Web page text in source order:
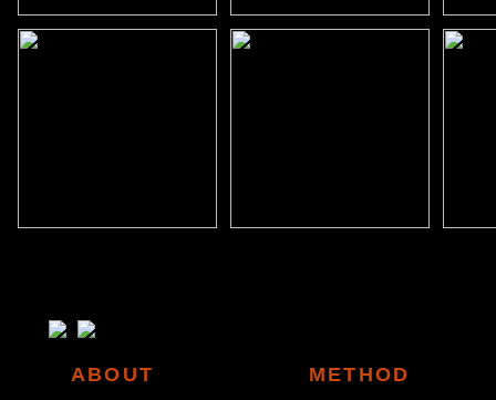
ABOUT METHOD